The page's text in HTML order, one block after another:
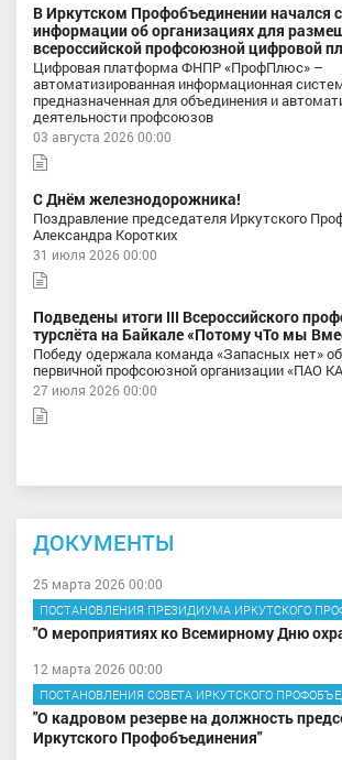
В Иркутском Профобъединении начался
информации об организациях для
всероссийской профсоюзной цифровой
Цифровая платформа ФНПР «ПрофПлюс» –
автоматизированная информационная
предназначенная для объединения и
деятельности профсоюзов
03 августа 2026 00:00
С Днём железнодорожника!
Поздравление председателя Иркутского
Александра Коротких
31 июля 2026 00:00
Подведены итоги III Всероссийского
турслёта на Байкале «Потому чТо мы
Победу одержала команда «Запасных нет»
первичной профсоюзной организации «ПАО
27 июля 2026 00:00
ДОКУМЕНТЫ
25 марта 2026 00:00
ПОСТАНОВЛЕНИЯ ПРЕЗИДИУМА ИРКУТСКОГО
"О мероприятиях ко Всемирному Дню
12 марта 2026 00:00
ПОСТАНОВЛЕНИЯ СОВЕТА ИРКУТСКОГО
"О кадровом резерве на должность
Иркутского Профобъединения"